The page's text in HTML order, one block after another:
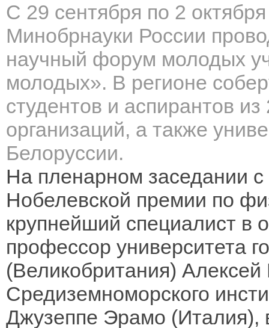
С 29 сентября по 2
Минобрнауки России
научный форум молодых
молодых». В регионе
студентов и аспирантов
организаций, а также
Белоруссии.
На пленарном заседании
Нобелевской премии по
крупнейший специалист в
профессор университета
(Великобритания) Алексей
Средиземноморского
Джузеппе Эрамо (Италия),